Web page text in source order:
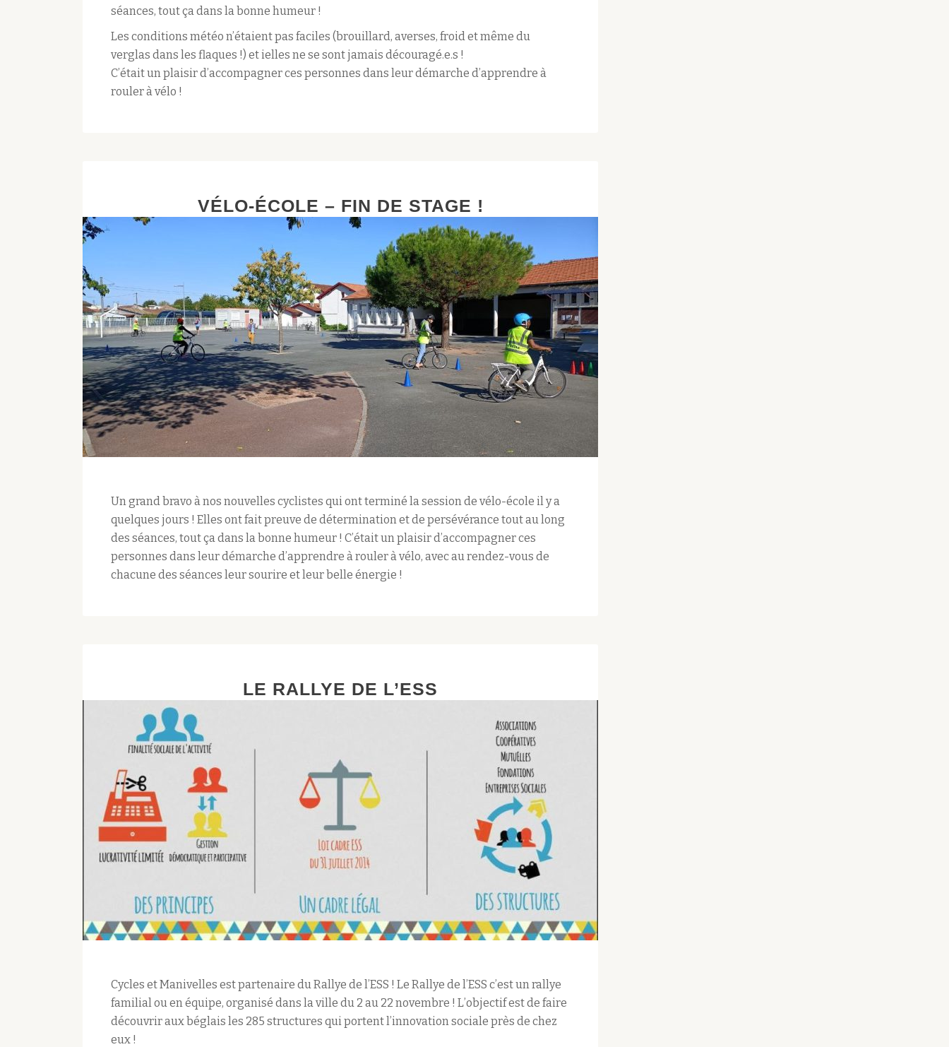
séances, tout ça dans la bonne humeur !
Les conditions météo n’étaient pas faciles (brouillard, averses, froid et même du
verglas dans les flaques !) et ielles ne se sont jamais découragé.e.s !
C’était un plaisir d’accompagner ces personnes dans leur démarche d’apprendre à
rouler à vélo !
VÉLO-ÉCOLE – FIN DE STAGE !
Un grand bravo à nos nouvelles cyclistes qui ont terminé la session de vélo-école il y a
quelques jours ! Elles ont fait preuve de détermination et de persévérance tout au long
des séances, tout ça dans la bonne humeur ! C’était un plaisir d’accompagner ces
personnes dans leur démarche d’apprendre à rouler à vélo, avec au rendez-vous de
chacune des séances leur sourire et leur belle énergie !
LE RALLYE DE L’ESS
Cycles et Manivelles est partenaire du Rallye de l’ESS ! Le Rallye de l’ESS c’est un rallye
familial ou en équipe, organisé dans la ville du 2 au 22 novembre ! L’objectif est de faire
découvrir aux béglais les 285 structures qui portent l’innovation sociale près de chez
eux !